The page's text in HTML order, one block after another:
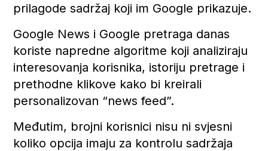
prilagode sadržaj koji im Google prikazuje.
Google News i Google pretraga danas
koriste napredne algoritme koji analiziraju
interesovanja korisnika, istoriju pretrage i
prethodne klikove kako bi kreirali
personalizovan “news feed”.
Međutim, brojni korisnici nisu ni svjesni
koliko opcija imaju za kontrolu sadržaja